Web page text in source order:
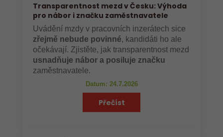
Transparentnost mezd v Česku: Výhoda
pro nábor i značku zaměstnavatele
Uvádění mzdy v pracovních inzerátech sice
zřejmě nebude povinné, kandidáti ho ale
očekávají. Zjistěte, jak transparentnost mezd
usnadňuje nábor a posiluje značku
zaměstnavatele.
Datum: 24.7.2026
Přečíst